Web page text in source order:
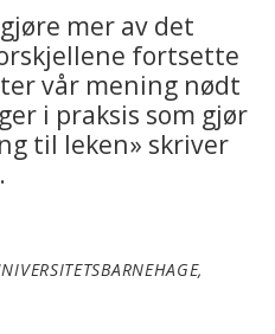
mer av det
fortsette
vår mening nødt
i praksis som gjør
til leken» skriver